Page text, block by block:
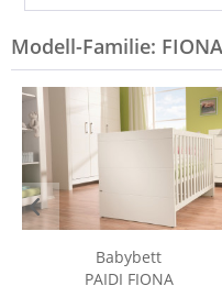
Modell-Familie: FIONA
Babybett
PAIDI FIONA